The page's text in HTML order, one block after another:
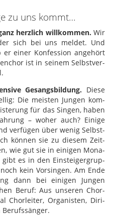
zu uns kommt…
herz­lich will­kom­men. Wir
sich bei uns mel­det. Und
einer Kon­fes­sion ange­hört
ist in sei­nem Selbst­ver­
Gesangs­bil­dung. Diese
Die meis­ten Jun­gen kom­
für das Sin­gen, haben
– woher auch? Einige
ver­fü­gen über wenig Selbst­
kön­nen sie zu die­sem Zeit­
wie gut sie in eini­gen Mona­
es in den Ein­stei­ger­grup­
kein Vor­sin­gen. Am Ende
dann bei eini­gen Jun­gen
Beruf: Aus unse­ren Chor­
Chor­lei­ter, Orga­nis­ten, Diri­